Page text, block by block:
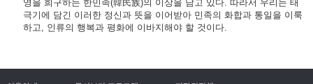
영을 희구하는 한민족(韓民族)의 이상을 담고 있다. 따라서 우리는 태
극기에 담긴 이러한 정신과 뜻을 이어받아 민족의 화합과 통일을 이룩
하고, 인류의 행복과 평화에 이바지해야 할 것이다.